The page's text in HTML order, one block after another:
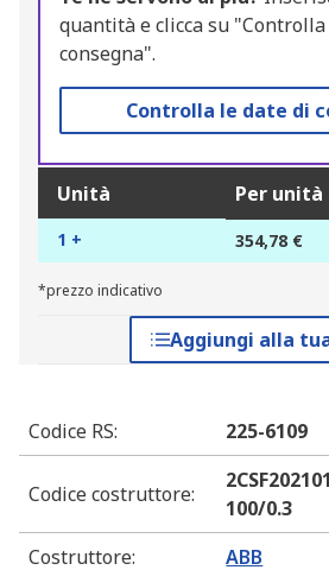
quantità e clicca su
consegna".
Controlla le date di
Unità Per unità
1 + 354,78 €
*prezzo indicativo
Aggiungi alla
Codice RS: 225-6109
Codice costruttore:
100/0.3
Costruttore: ABB